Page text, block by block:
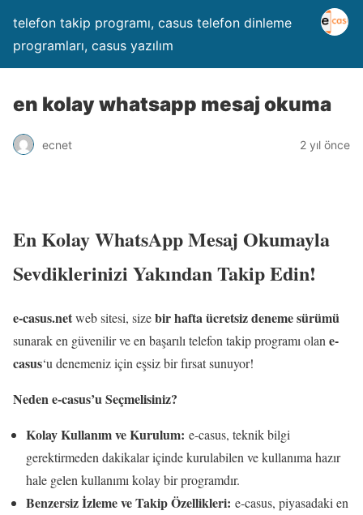
telefon takip programı, casus telefon dinleme
programları, casus yazılım
en kolay whatsapp mesaj okuma
ecnet 2 yıl önce
En Kolay WhatsApp Mesaj Okumayla
Sevdiklerinizi Yakından Takip Edin!
e-casus.netweb sitesi, sizebir hafta ücretsiz deneme sürümü
sunarak en güvenilir ve en başarılı telefon takip programı olan e-
casus‘u denemeniz için eşsiz bir fırsat sunuyor!
Neden e-casus’u Seçmelisiniz?
Kolay Kullanım ve Kurulum: e-casus, teknik bilgi
gerektirmeden dakikalar içinde kurulabilen ve kullanıma hazır
hale gelen kullanımı kolay bir programdır.
Benzersiz İzleme ve Takip Özellikleri: e-casus, piyasadaki en